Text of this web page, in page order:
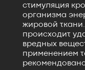
стимуляция
организма
жировой
происходит
вредных
применением